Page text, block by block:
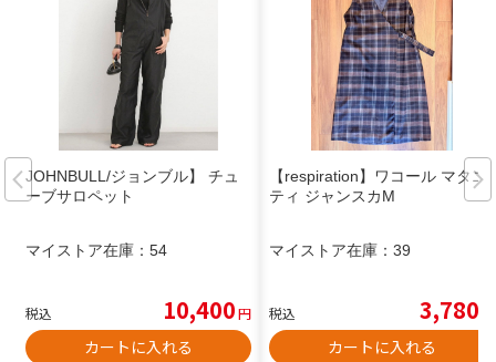
JOHNBULL/ジョンブル】 チュ
ーブサロペット
マイストア在庫： 54
税込 10,400円
カートに入れる
【respiration】ワコール マタニ
ティ ジャンスカM
マイストア在庫： 39
税込 3,780
カートに入れる